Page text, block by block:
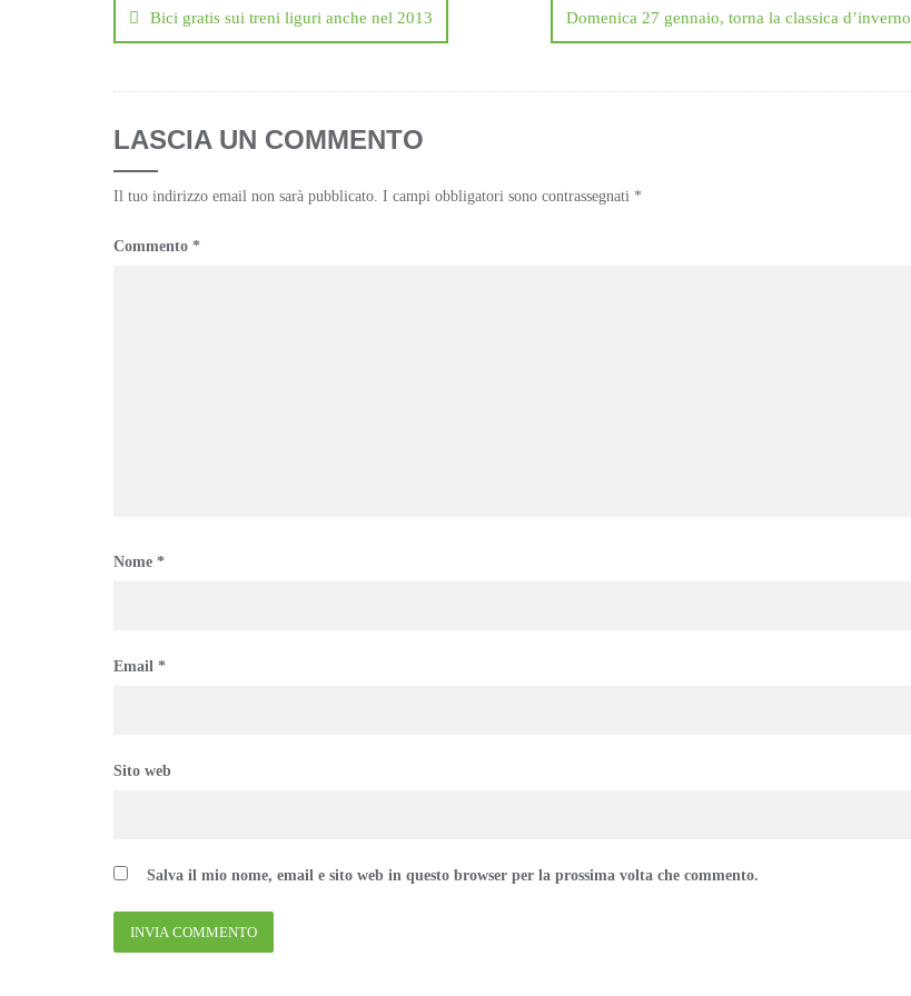
articoli
Bici gratis sui treni liguri anche nel 2013 Domenica 27 gennaio, torna la classica d’inverno
LASCIA UN COMMENTO
Il tuo indirizzo email non sarà pubblicato. I campi obbligatori sono contrassegnati *
Commento *
Nome *
Email *
Sito web
Salva il mio nome, email e sito web in questo browser per la prossima volta che commento.